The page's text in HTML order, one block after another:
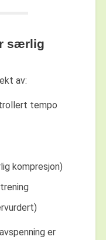
særlig
av:
tempo
kompresjon)
er